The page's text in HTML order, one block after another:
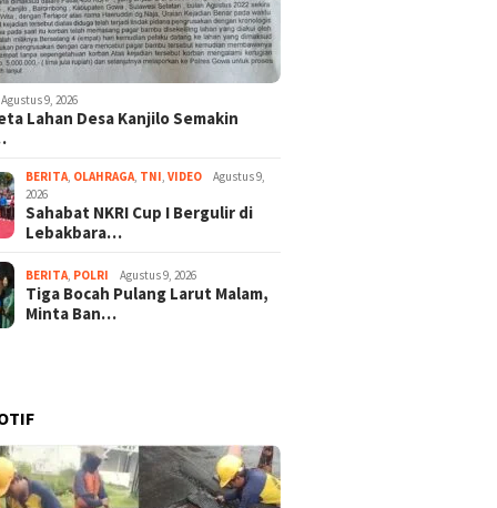
Agustus 9, 2026
Lahan Desa Kanjilo Semakin
BERITA OLAHRAGA TNI ,VIDEO
Agustus 9,
2026
Sahabat NKRI Cup I Bergulir di
Lebakbara…
BERITA POLRI Agustus 9, 2026
Tiga Bocah Pulang Larut Malam,
Minta Ban…